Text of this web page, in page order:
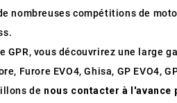
nombreuses compétitions de
GPR, vous découvrirez une large
Furore EVO4, Ghisa, GP
de nous contacter à